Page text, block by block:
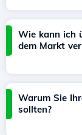
Wie kann ich
dem Markt
Warum Sie
sollten?